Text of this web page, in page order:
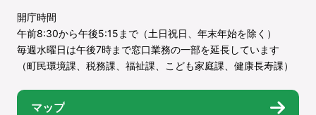
開庁時間
午前8:30から午後5:15まで（土日祝日、年末年始を除く）
毎週水曜日は午後7時まで窓口業務の一部を延長しています
（町民環境課、税務課、福祉課、こども家庭課、健康長寿課）
マップ